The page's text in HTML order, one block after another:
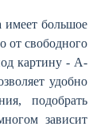
имеет большое
от свободного
картину - А-
удобно
подобрать
зависит